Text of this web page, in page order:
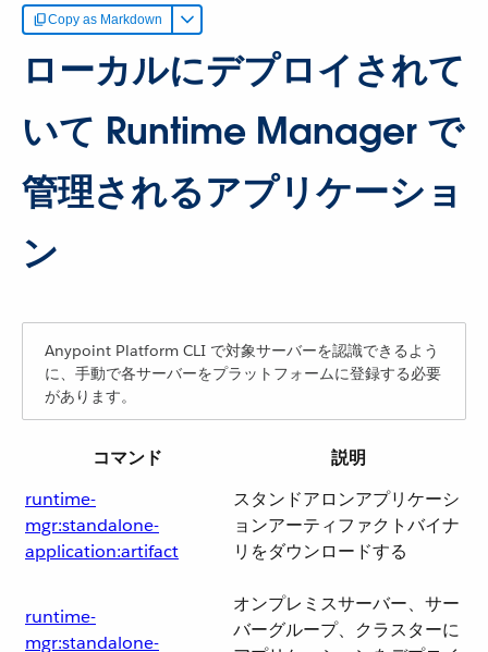
Copy as Markdown
ローカルにデプロイされて
いて Runtime Manager で
管理されるアプリケーショ
ン
Anypoint Platform CLI で対象サーバーを認識できるよう
に、手動で各サーバーをプラットフォームに登録する必要
があります。
コマンド
説明
runtime-
mgr:standalone-
application:artifact
スタンドアロンアプリケーシ
ョンアーティファクトバイナ
リをダウンロードする
runtime-
mgr:standalone-
オンプレミスサーバー、サー
バーグループ、クラスターに